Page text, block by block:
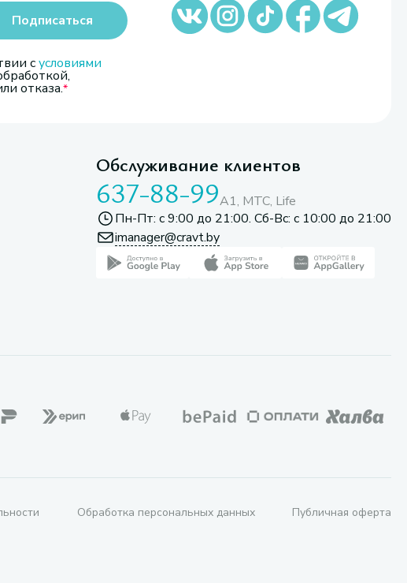
сусловиями
отказа.
Подписаться
Обслуживание клиентов
637-88-99A1, МТС, Life
Пн-Пт: с 9:00 до 21:00. Сб-Вс: с 10:00 до 21:00
imanager@cravt.by
Обработка персональных данных Публичная оферта